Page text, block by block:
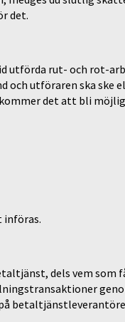
det.
utförda rut- och rot-
och utföraren ska ske
det att bli
införas.
dels vem som